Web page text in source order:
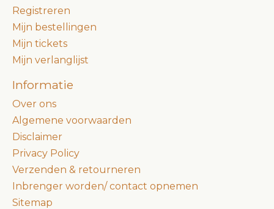
Registreren
Mijn bestellingen
Mijn tickets
Mijn verlanglijst
Informatie
Over ons
Algemene voorwaarden
Disclaimer
Privacy Policy
Verzenden & retourneren
Inbrenger worden/ contact opnemen
Sitemap